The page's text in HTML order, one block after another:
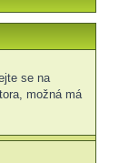
se na
možná má